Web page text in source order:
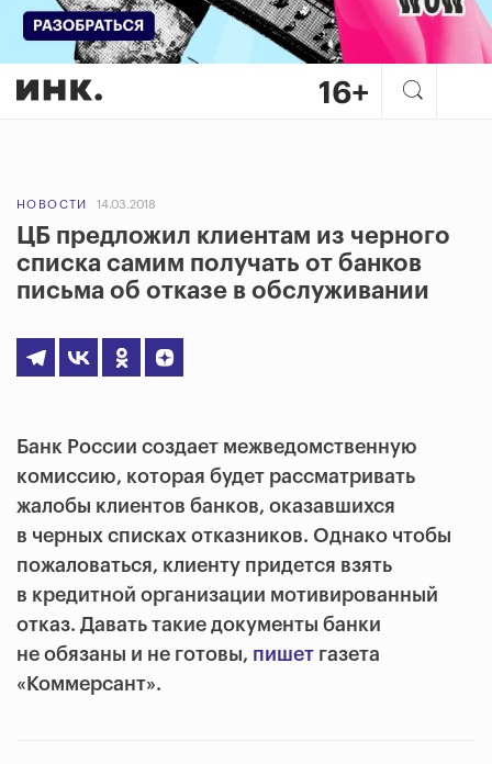
НОВОСТИ 14.03.2018
ЦБ предложил клиентам из черного
списка самим получать от банков
письма об отказе в обслуживании
Банк России создает межведомственную
комиссию, которая будет рассматривать
жалобы клиентов банков, оказавшихся
в черных списках отказников. Однако чтобы
пожаловаться, клиенту придется взять
в кредитной организации мотивированный
отказ. Давать такие документы банки
не обязаны и не готовы, пишет газета
«Коммерсант».